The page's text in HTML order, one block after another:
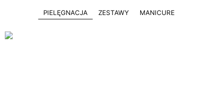
PIELĘGNACJA ZESTAWY MANICURE